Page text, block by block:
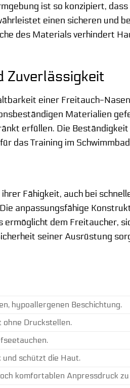
ist so konzipiert,
einen sicheren und
des Materials verhindert
Zuverlässigkeit
einer Freitauch-
Materialien
erfüllen. Die Beständigkeit
das Training im
Fähigkeit, auch bei
anpassungsfähige
dem Freitaucher,
seiner Ausrüstung
hypoallergenen Beschichtung.
Druckstellen.
schützt die Haut.
komfortablen Anpressdruck